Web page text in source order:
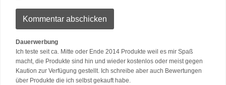
Dauerwerbung
Ich teste seit ca. Mitte oder Ende 2014 Produkte weil es mir Spaß
macht, die Produkte sind hin und wieder kostenlos oder meist gegen
Kaution zur Verfügung gestellt. Ich schreibe aber auch Bewertungen
über Produkte die ich selbst gekauft habe.